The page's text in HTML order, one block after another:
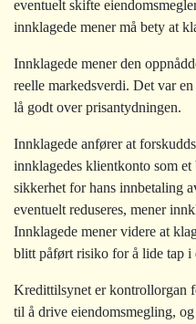
eventuelt skifte
innklagede mener må bety at
Innklagede mener den
reelle markedsverdi. Det var
lå godt over prisantydningen.
Innklagede anfører at
innklagedes klientkonto som
sikkerhet for hans innbetaling
eventuelt reduseres, mener
Innklagede mener videre at
blitt påført risiko for å lide tap i
Kredittilsynet er kontrollorgan
til å drive eiendomsmegling,